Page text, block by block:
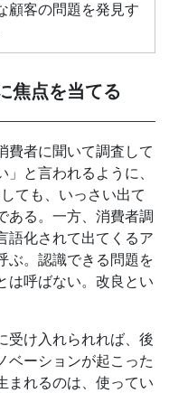
顧客の問題を発見す
焦点を当てる
費者に聞いて調査して
と言われるように、
ても、いっさい出て
ある。一方、消費者調
語化されて出てくるア
ぶ。認識できる問題を
は呼ばない。改良とい
受け入れられれば、後
ベーションが起こった
まれるのは、使ってい